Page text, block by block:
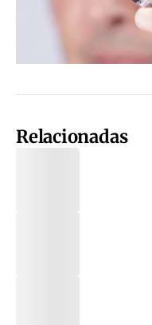
Relacionadas